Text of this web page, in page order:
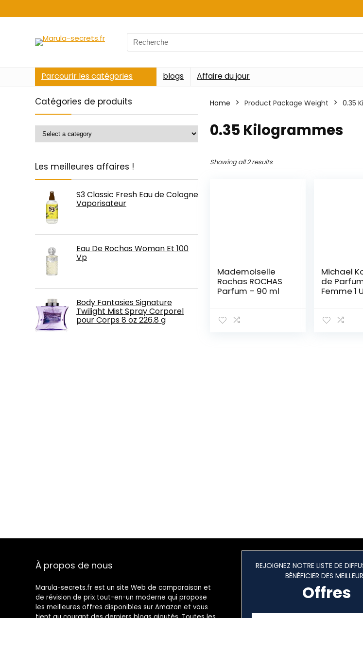
Search
for:
Parcourir les catégories blogs Affaire du jour
Catégories de produits
Les meilleures affaires !
S3 Classic Fresh Eau de Cologne
Vaporisateur
Eau De Rochas Woman Et 100
Vp
Body Fantasies Signature
Twilight Mist Spray Corporel
pour Corps 8 oz 226.8 g
Home Product Package Weight ‎0.35
‎0.35 Kilogrammes
Showing all 2 results
Mademoiselle
Rochas ROCHAS
Parfum – 90 ml
Michael
de
Femme 1
À propos de nous
Marula-secrets.fr est un site Web de comparaison et
de révision de prix tout-en-un moderne qui propose
les meilleures offres disponibles sur Amazon et vous
tient au courant des derniers blogs ajoutés. Toutes les
REJOIGNEZ NOTRE LISTE DE
BÉNÉFICIER DES
Offres